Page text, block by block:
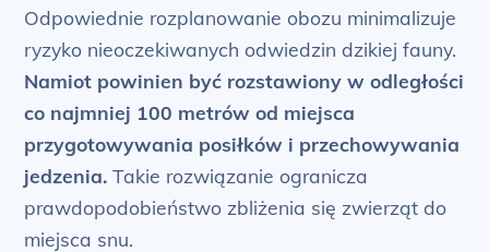
Odpowiednie rozplanowanie obozu minimalizuje
ryzyko nieoczekiwanych odwiedzin dzikiej fauny.
Namiot powinien być rozstawiony w odległości
co najmniej 100 metrów od miejsca
przygotowywania posiłków i przechowywania
jedzenia. Takie rozwiązanie ogranicza
prawdopodobieństwo zbliżenia się zwierząt do
miejsca snu.